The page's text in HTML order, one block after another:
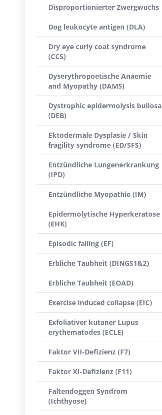
Disproportionierter Zwergwuchs
Dog leukocyte antigen (DLA)
Dry eye curly coat syndrome
(CCS)
Dyserythropoetische Anaemie
and Myopathy (DAMS)
Dystrophic epidermolysis bullosa
(DEB)
Ektodermale Dysplasie / Skin
fragility syndrome (ED/SFS)
Entzündliche Lungenerkrankung
(IPD)
Entzündliche Myopathie (IM)
Epidermolytische Hyperkeratose
(EHK)
Episodic falling (EF)
Erbliche Taubheit (DINGS1&2)
Erbliche Taubheit (EOAD)
Exercise induced collapse (EIC)
Exfoliativer kutaner Lupus
erythematodes (ECLE)
Faktor VII-Defizienz (F7)
Faktor XI-Defizienz (F11)
Faltendoggen Syndrom
(Ichthyose)